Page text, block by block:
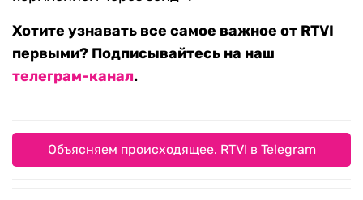
Хотите узнавать все самое важное от RTVI
первыми? Подписывайтесь на наш
телеграм-канал.
Объясняем происходящее. RTVI в Telegram